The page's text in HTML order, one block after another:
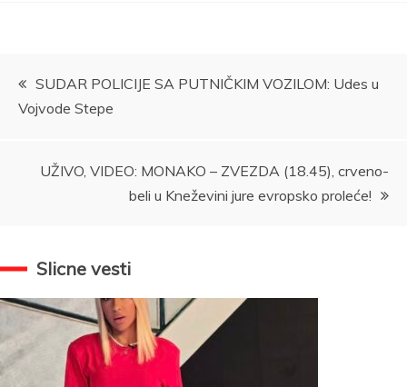
Kretanje
članka
SUDAR POLICIJE SA PUTNIČKIM VOZILOM: Udes u
Vojvode Stepe
UŽIVO, VIDEO: MONAKO – ZVEZDA (18.45), crveno-
beli u Kneževini jure evropsko proleće!
Slicne vesti